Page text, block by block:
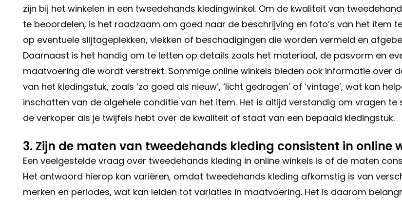
zijn bij het winkelen in een tweedehands kledingwinkel. Om de kwaliteit van
te beoordelen, is het raadzaam om goed naar de beschrijving en foto’s van het item te
op eventuele slijtageplekken, vlekken of beschadigingen die worden vermeld en
Daarnaast is het handig om te letten op details zoals het materiaal, de pasvorm en
maatvoering die wordt verstrekt. Sommige online winkels bieden ook informatie over
van het kledingstuk, zoals ‘zo goed als nieuw’, ‘licht gedragen’ of ‘vintage’, wat kan
inschatten van de algehele conditie van het item. Het is altijd verstandig om vragen te
de verkoper als je twijfels hebt over de kwaliteit of staat van een bepaald kledingstuk.
3. Zijn de maten van tweedehands kleding consistent in online
Een veelgestelde vraag over tweedehands kleding in online winkels is of de maten
Het antwoord hierop kan variëren, omdat tweedehands kleding afkomstig is van
merken en periodes, wat kan leiden tot variaties in maatvoering. Het is daarom